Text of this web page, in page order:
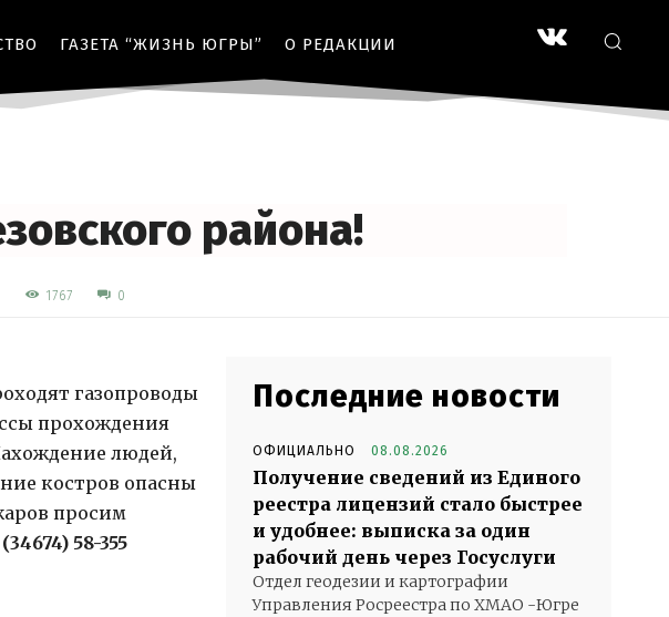
ГАЗЕТА “ЖИЗНЬ ЮГРЫ” О РЕДАКЦИИ
района!
1767 0
газопроводы
прохождения
людей,
костров опасны
просим
58-355
Последние новости
ОФИЦИАЛЬНО 08.08.2026
Получение сведений из Единого
реестра лицензий стало быстрее
и удобнее: выписка за один
рабочий день через Госуслуги
Отдел геодезии и картографии
Управления Росреестра по ХМАО -Югре